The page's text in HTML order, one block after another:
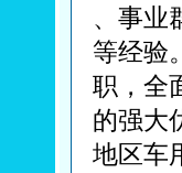
、事业
等经验
职，全
的强大
地区车